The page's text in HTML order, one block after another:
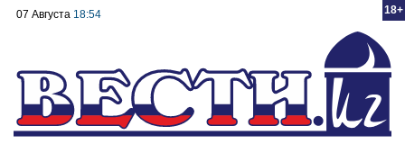
18+
07 Августа 18:54